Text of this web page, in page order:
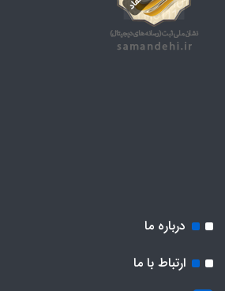
درباره ما
ارتباط با ما